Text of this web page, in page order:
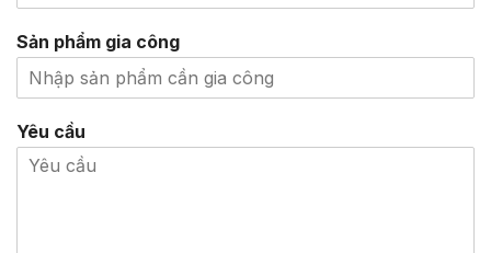
Sản phẩm gia công
Yêu cầu